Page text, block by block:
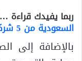
ربما يفيدك قراءة …
السعودية من 5 شركات متخصصة
بالإضافة إلى